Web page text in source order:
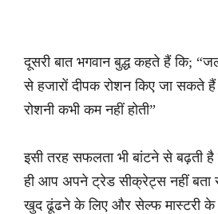
दूसरी बात भगवान बुद्ध कहते हैं कि;
से हजारों दीपक रोशन किए जा सकते
रोशनी कभी कम नहीं होती”
इसी तरह सफलता भी बांटने से बढ़ती
ही आप अपने ट्रेड सीक्रेट्स नहीं बता
खुद ढूंढने के लिए और सेल्फ मास्टरी